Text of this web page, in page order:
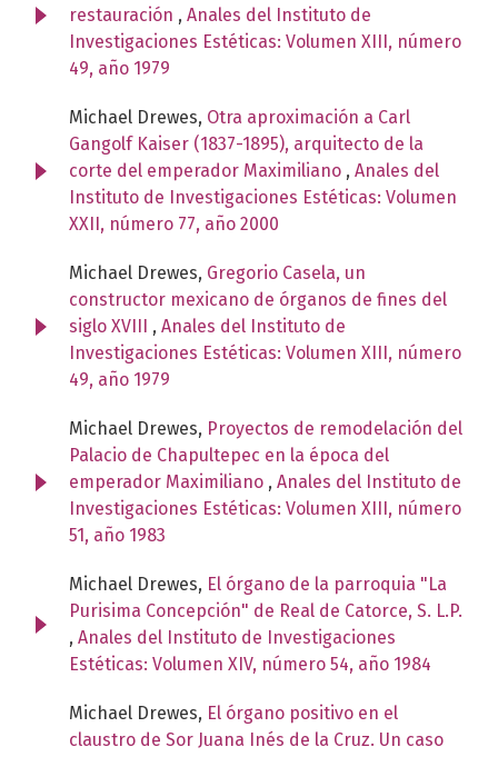
restauración , Anales del Instituto de
Investigaciones Estéticas: Volumen XIII, número
49, año 1979
Michael Drewes, Otra aproximación a Carl
Gangolf Kaiser (1837-1895), arquitecto de la
corte del emperador Maximiliano , Anales del
Instituto de Investigaciones Estéticas: Volumen
XXII, número 77, año 2000
Michael Drewes, Gregorio Casela, un
constructor mexicano de órganos de fines del
siglo XVIII , Anales del Instituto de
Investigaciones Estéticas: Volumen XIII, número
49, año 1979
Michael Drewes, Proyectos de remodelación del
Palacio de Chapultepec en la época del
emperador Maximiliano , Anales del Instituto de
Investigaciones Estéticas: Volumen XIII, número
51, año 1983
Michael Drewes, El órgano de la parroquia "La
Purisima Concepción" de Real de Catorce, S. L.P.
, Anales del Instituto de Investigaciones
Estéticas: Volumen XIV, número 54, año 1984
Michael Drewes, El órgano positivo en el
claustro de Sor Juana Inés de la Cruz. Un caso